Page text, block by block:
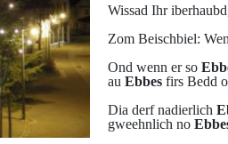
Wissad Ihr
Zom Beischbiel:
Ond wenn er so
au Ebbes firs Bedd
Dia derf nadierlich
gweehnlich no